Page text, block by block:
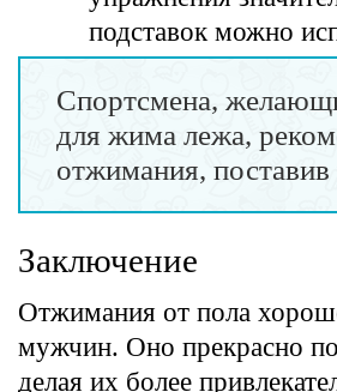
подставок можно
Спортсмена,
для жима лежа,
отжимания,
Заключение
Отжимания от пола
мужчин. Оно прекрасно
делая их более